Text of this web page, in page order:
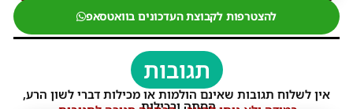
להצטרפות לקבוצת העדכונים בוואטסאפ
תגובות
אין לשלוח תגובות שאינם הולמות או מכילות דברי לשון הרע,